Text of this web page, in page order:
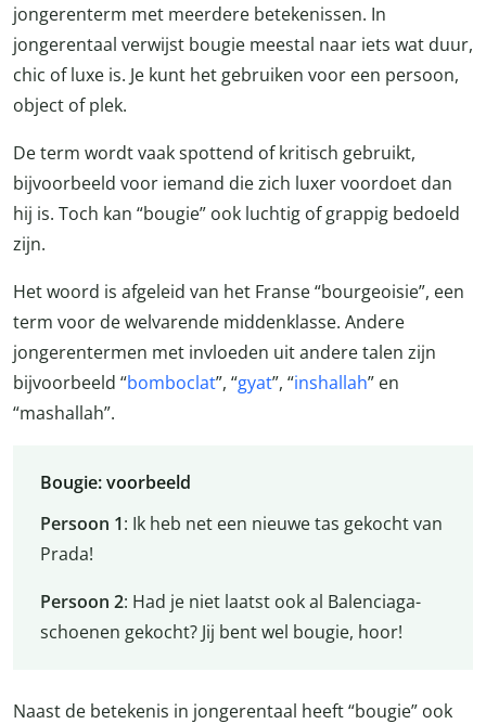
jongerenterm met meerdere betekenissen. In
jongerentaal verwijst bougie meestal naar iets wat duur,
chic of luxe is. Je kunt het gebruiken voor een persoon,
object of plek.
De term wordt vaak spottend of kritisch gebruikt,
bijvoorbeeld voor iemand die zich luxer voordoet dan
hij is. Toch kan “bougie” ook luchtig of grappig bedoeld
zijn.
Het woord is afgeleid van het Franse “bourgeoisie”, een
term voor de welvarende middenklasse. Andere
jongerentermen met invloeden uit andere talen zijn
bijvoorbeeld “bomboclat”, “gyat”, “inshallah” en
“mashallah”.
Bougie: voorbeeld
Persoon 1: Ik heb net een nieuwe tas gekocht van
Prada!
Persoon 2: Had je niet laatst ook al Balenciaga-
schoenen gekocht? Jij bent wel bougie, hoor!
Naast de betekenis in jongerentaal heeft “bougie” ook